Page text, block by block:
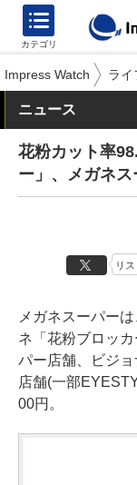
カテゴリ
Impress Watch ライ
ニュース
花粉カット率
ー」、メガネス
リス
メガネスーパー
ネ「花粉ブロッ
パー店舗、ビジ
店舗(一部
00円。